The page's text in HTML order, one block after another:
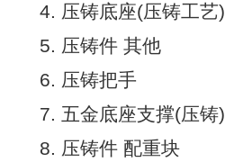
4. 压铸底座(压铸工艺)
5. 压铸件 其他
6. 压铸把手
7. 五金底座支撑(压铸)
8. 压铸件 配重块